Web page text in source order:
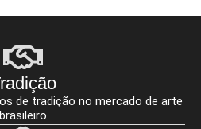
de tradição no mercado de arte
brasileiro